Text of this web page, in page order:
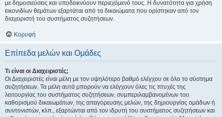
με δημοσιεύσεις και υποδεικνύουν περιεχόμενό τους. Η δυνατότητα για χρήση
εικονιδίων θεμάτων εξαρτάται από τα δικαιώματα που ορίστηκαν από τον
διαχειριστή του συστήματος συζητήσεων.
Κορυφή
Επίπεδα μελών και Ομάδες
Τι είναι οι Διαχειριστές;
Οι Διαχειριστές είναι μέλη με τον υψηλότερο βαθμό ελέγχου σε όλο το σύστημα
συζητήσεων. Τα μέλη αυτά μπορούν να ελέγχουν όλες τις πτυχές της
λειτουργίας του συστήματος συζητήσεων, συμπεριλαμβανομένων του
καθορισμού δικαιωμάτων, της απαγόρευσης μελών, της δημιουργίας ομάδων ή
συντονιστών, κλπ., εξαρτώνται από τον ιδρυτή του συστήματος συζητήσεων και